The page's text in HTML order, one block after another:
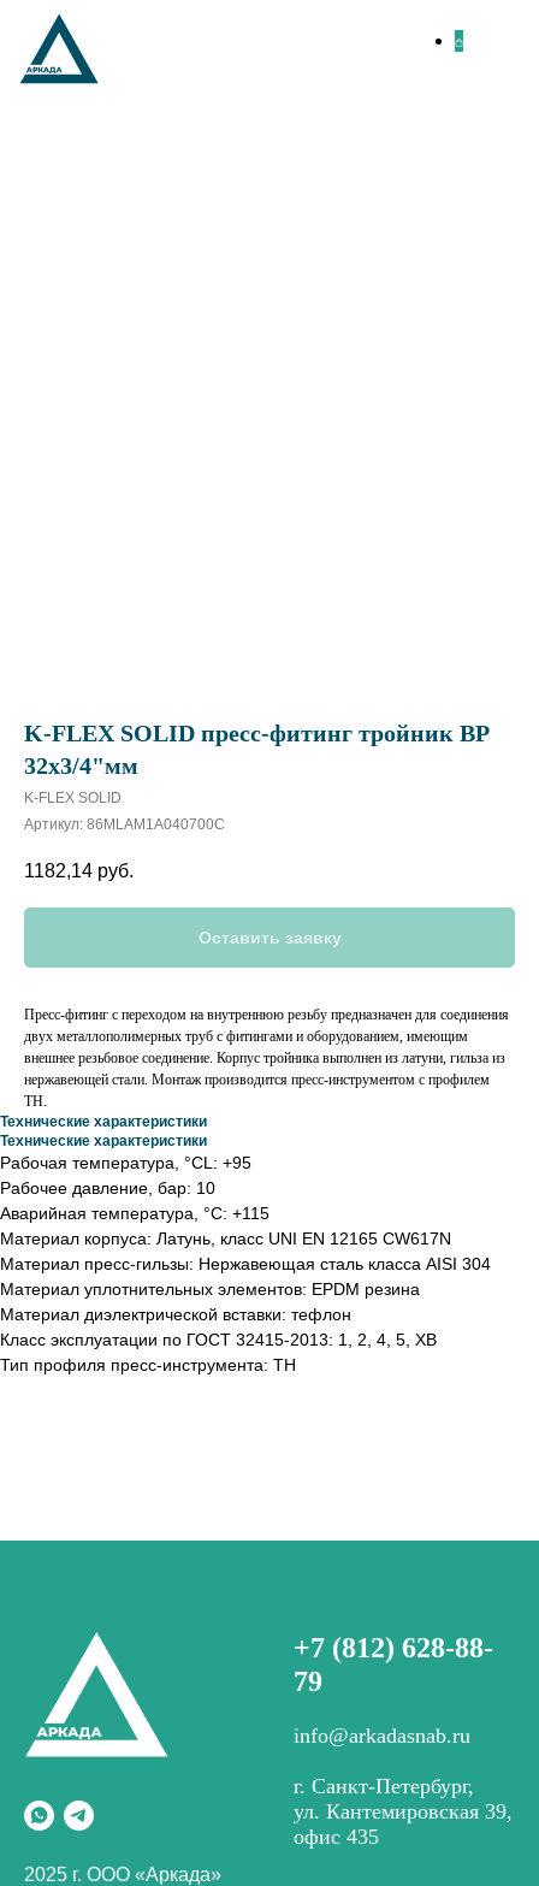
K-FLEX SOLID пресс-фитинг тройник BP
32х3/4"мм
K-FLEX SOLID
Артикул: 86MLAM1A040700C
1182,14 руб.
Оставить заявку
Пресс-фитинг с переходом на внутреннюю резьбу предназначен для соединения
двух металлополимерных труб с фитингами и оборудованием, имеющим
внешнее резьбовое соединение. Корпус тройника выполнен из латуни, гильза из
нержавеющей стали. Монтаж производится пресс-инструментом с профилем
ТН.
Технические характеристики
Технические характеристики
Рабочая температура, °СL: +95
Рабочее давление, бар: 10
Аварийная температура, °С: +115
Материал корпуса: Латунь, класс UNI EN 12165 CW617N
Материал пресс-гильзы: Нержавеющая сталь класса AISI 304
Материал уплотнительных элементов: EPDM резина
Материал диэлектрической вставки: тефлон
Класс эксплуатации по ГОСТ 32415-2013: 1, 2, 4, 5, ХВ
Тип профиля пресс-инструмента: TH
2025 г. ООО «Аркада»
+7 (812) 628-88-
79
info@arkadasnab.ru
г. Санкт-Петербург,
ул. Кантемировская 39,
офис 435